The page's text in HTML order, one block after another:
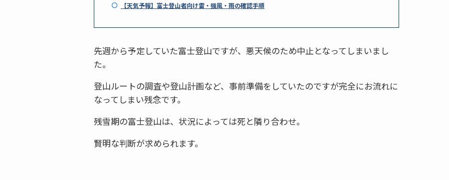
【天気予報】富士登山者向け雷・強風・雨の確認手順
先週から予定していた富士登山ですが、悪天候のため中止となってしまいまし
た。
登山ルートの調査や登山計画など、事前準備をしていたのですが完全にお流れに
なってしまい残念です。
残雪期の富士登山は、状況によっては死と隣り合わせ。
賢明な判断が求められます。